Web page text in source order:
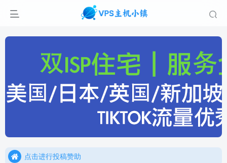
点击加入官方TG频道/聊天群
点击进行投稿赞助